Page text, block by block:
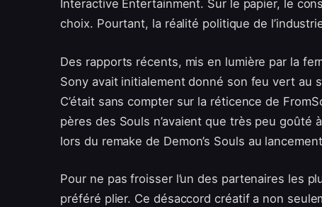
Interactive Entertainment. Sur le papier, le
choix. Pourtant, la réalité politique de
Des rapports récents, mis en lumière par la
Sony avait initialement donné son feu vert au
C’était sans compter sur la réticence de
pères des Souls n’avaient que très peu
lors du remake de Demon’s Souls au
Pour ne pas froisser l’un des partenaires les
préféré plier. Ce désaccord créatif a non